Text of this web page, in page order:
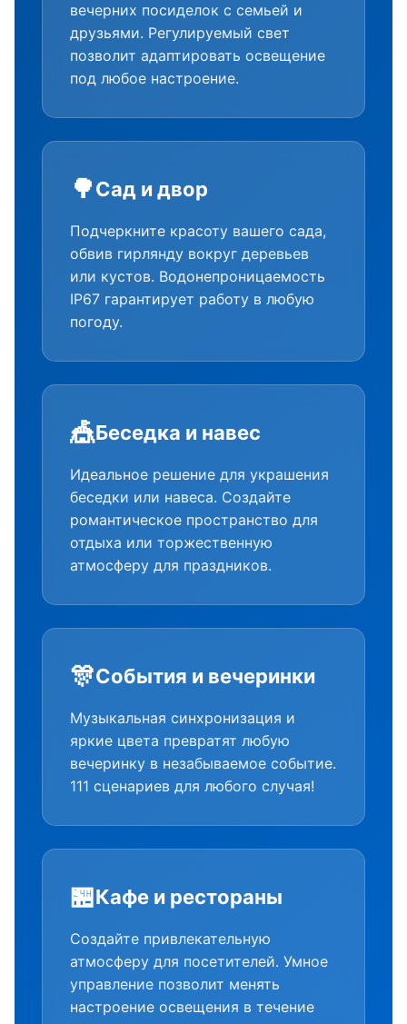
вечерних посиделок с семьей и
друзьями. Регулируемый свет
позволит адаптировать освещение
под любое настроение.
🌳Сад и двор
Подчеркните красоту вашего сада,
обвив гирлянду вокруг деревьев
или кустов. Водонепроницаемость
IP67 гарантирует работу в любую
погоду.
🎪Беседка и навес
Идеальное решение для украшения
беседки или навеса. Создайте
романтическое пространство для
отдыха или торжественную
атмосферу для праздников.
🎊События и вечеринки
Музыкальная синхронизация и
яркие цвета превратят любую
вечеринку в незабываемое событие.
111 сценариев для любого случая!
🏪Кафе и рестораны
Создайте привлекательную
атмосферу для посетителей. Умное
управление позволит менять
настроение освещения в течение